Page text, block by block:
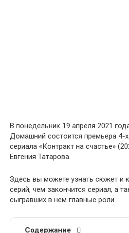
В понедельник 19 апреля 2021
Домашний состоится премьера 4-
сериала «Контракт на счастье»
Евгения Татарова.
Здесь вы можете узнать сюжет и
серий, чем закончится сериал, а
сыгравших в нем главные роли.
Содержание